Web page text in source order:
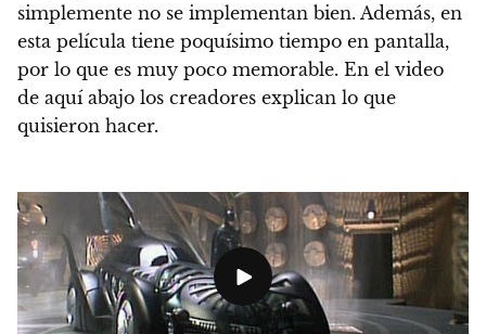
simplemente no se implementan bien. Además, en
esta película tiene poquísimo tiempo en pantalla,
por lo que es muy poco memorable. En el video
de aquí abajo los creadores explican lo que
quisieron hacer.